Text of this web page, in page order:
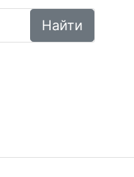
Найти